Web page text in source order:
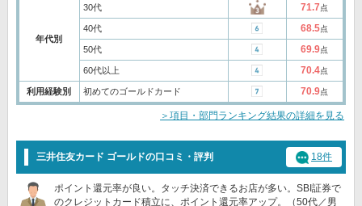
年代別
30代 71.7点
40代 68.5点
50代 69.9点
60代以上 70.4点
利用経験別 初めてのゴールドカード 70.9点
＞項目・部門ランキング結果の詳細を見る
三井住友カード ゴールドの口コミ・評判 18件
ポイント還元率が良い。タッチ決済できるお店が多い。SBI証券で
のクレジットカード積立に、ポイント還元率アップ。（50代／男